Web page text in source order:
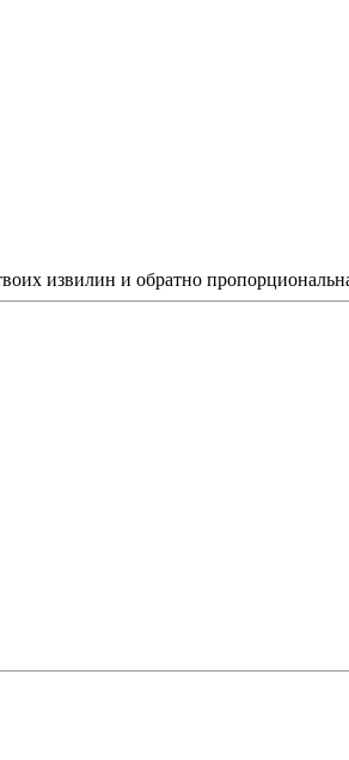
извилин и обратно